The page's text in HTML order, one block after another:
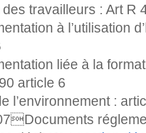
travailleurs : Art R
à l’utilisation
liée à la
article 6
l’environnement :